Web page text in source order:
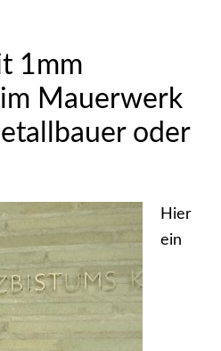
1mm
Mauerwerk
oder
Hier
ein